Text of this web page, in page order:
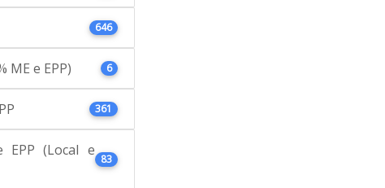
646
ME e EPP) 6
361
EPP (Local e
83